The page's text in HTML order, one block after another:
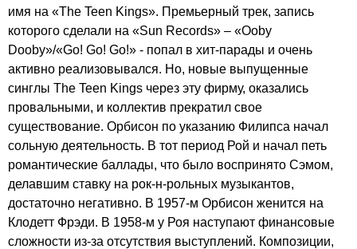
имя на «The Teen Kings». Премьерный трек, запись
которого сделали на «Sun Records» – «Ooby
Dooby»/«Go! Go! Go!» - попал в хит-парады и очень
активно реализовывался. Но, новые выпущенные
синглы The Teen Kings через эту фирму, оказались
провальными, и коллектив прекратил свое
существование. Орбисон по указанию Филипса начал
сольную деятельность. В тот период Рой и начал петь
романтические баллады, что было воспринято Сэмом,
делавшим ставку на рок-н-рольных музыкантов,
достаточно негативно. В 1957-м Орбисон женится на
Клодетт Фрэди. В 1958-м у Роя наступают финансовые
сложности из-за отсутствия выступлений. Композиции,